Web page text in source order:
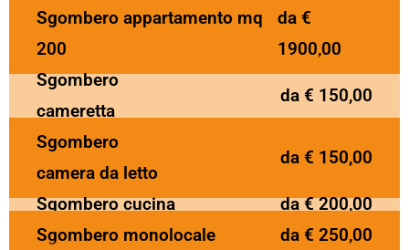
Sgombero appartamento mq
200
da €
1900,00
Sgombero
cameretta
da € 150,00
Sgombero
camera da letto
da € 150,00
Sgombero cucina
da € 200,00
Sgombero monolocale
da € 250,00